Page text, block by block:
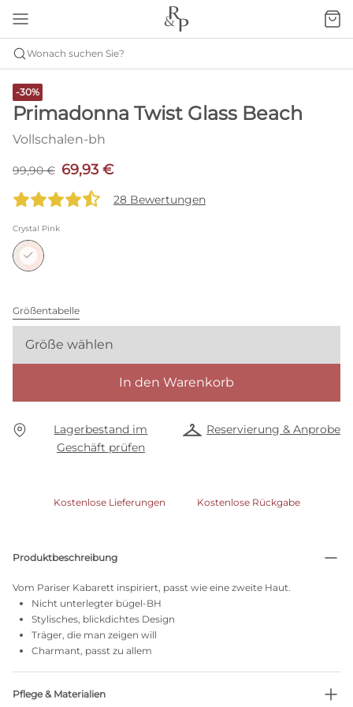
Wonach suchen Sie?
-30%
Primadonna Twist Glass Beach
Vollschalen-bh
99,90 € 69,93 €
28 Bewertungen
Crystal Pink
Größentabelle
Größe wählen
In den Warenkorb
Lagerbestand im
Geschäft prüfen
Reservierung & Anprobe
Kostenlose Lieferungen Kostenlose Rückgabe
Produktbeschreibung
Vom Pariser Kabarett inspiriert, passt wie eine zweite Haut.
Nicht unterlegter bügel-BH
Stylisches, blickdichtes Design
Träger, die man zeigen will
Charmant, passt zu allem
Pflege & Materialien